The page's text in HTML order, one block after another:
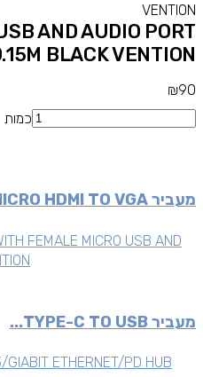
VENTION
AND AUDIO PORT
BLACK VENTION
₪90
כמות
מעביר MICRO HDMI TO VGA...
מעביר TYPE-C TO USB...